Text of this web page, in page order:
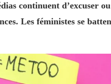
continuent d’excuser
Les féministes se